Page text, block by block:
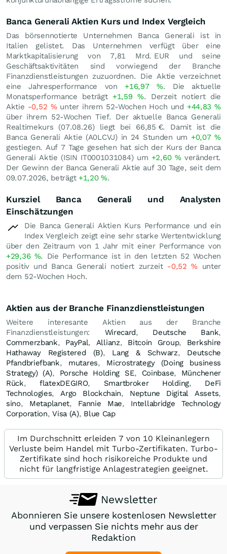
Banca Generali Aktien Kurs und Index Vergleich
Das börsennotierte Unternehmen Banca Generali ist in
Italien gelistet. Das Unternehmen verfügt über eine
Marktkapitalisierung von 7,81 Mrd. EUR und seine
Geschäftsaktivitäten sind vorwiegend der Branche
Finanzdienstleistungen zuzuordnen. Die Aktie verzeichnet
eine Jahresperformance von +16,97 %. Die aktuelle
Monatsperformance beträgt +1,59%. Derzeit notiert die
Aktie -0,52 %unter ihrem 52-Wochen Hoch und +44,83%
über ihrem 52-Wochen Tief. Der aktuelle Banca Generali
Realtimekurs (07.08.26) liegt bei 66,85 €. Damit ist die
Banca Generali Aktie (A0LCVJ) in 24 Stunden um +0,07%
gestiegen. Auf 7 Tage gesehen hat sich der Kurs der Banca
Generali Aktie (ISIN IT0001031084) um +2,60 %verändert.
Der Gewinn der Banca Generali Aktie auf 30 Tage, seit dem
09.07.2026, beträgt +1,20%.
Kursziel Banca Generali und Analysten
Einschätzungen
Die Banca Generali Aktien Kurs Performance und ein
Index Vergleich zeigt eine sehr starke Wertentwicklung
über den Zeitraum von 1 Jahr mit einer Performance von
+29,36 %. Die Performance ist in den letzten 52 Wochen
positiv und Banca Generali notiert zurzeit -0,52%unter
dem 52-Wochen Hoch.
Aktien aus der Branche Finanzdienstleistungen
Weitere interesante Aktien aus der Branche
Finanzdienstleistungen: Wirecard, Deutsche Bank,
Commerzbank, PayPal, Allianz, Bitcoin Group, Berkshire
Hathaway Registered (B), Lang & Schwarz, Deutsche
Pfandbriefbank, mutares, Microstrategy (Doing business
Strategy) (A), Porsche Holding SE, Coinbase, Münchener
Rück,flatexDEGIRO, Smartbroker Holding, DeFi
Technologies,Argo Blockchain, Neptune Digital Assets,
sino, Metaplanet, Fannie Mae, Intellabridge Technology
Corporation,Visa (A), Blue Cap
Im Durchschnitt erleiden 7 von 10 Kleinanlegern
Verluste beim Handel mit Turbo-Zertifikaten. Turbo-
Zertifikate sind hoch risikoreiche Produkte und
nicht für langfristige Anlagestrategien geeignet.
Newsletter
Abonnieren Sie unsere kostenlosen Newsletter
und verpassen Sie nichts mehr aus der
Redaktion